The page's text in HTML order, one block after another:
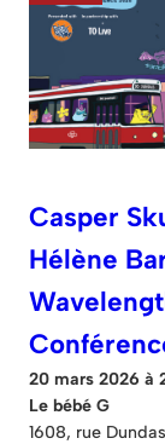
Casper
Hélène
20 mars 2026 à
Le bébé G
1608, rue